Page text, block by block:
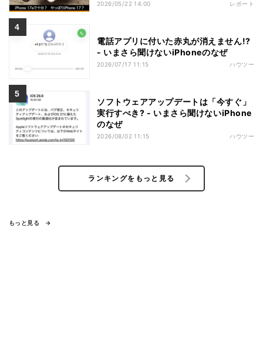
2026/05/22 14:00 レポート
電話アプリに付いた赤丸が消えません!?
- いまさら聞けないiPhoneのなぜ
2026/07/17 11:15 ハウツー
ソフトウェアアップデートは「今すぐ」
実行すべき? - いまさら聞けないiPhone
のなぜ
2026/08/02 11:15 ハウツー
ランキングをもっと見る
もっと見る